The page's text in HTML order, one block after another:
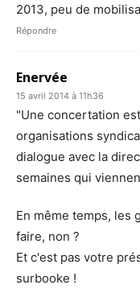
2013, peu de
Répondre
Enervée
15 avril 2014 à 11h36
"Une concertation
organisations
dialogue avec la
semaines qui
En même temps, les
faire, non ?
Et c'est pas votre
surbooke !